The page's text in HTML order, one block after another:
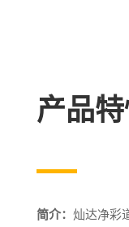
产品
简介： 灿达净彩